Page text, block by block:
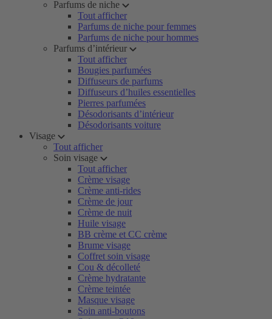
Parfums de niche
Tout afficher
Parfums de niche pour femmes
Parfums de niche pour hommes
Parfums d’intérieur
Tout afficher
Bougies parfumées
Diffuseurs de parfums
Diffuseurs d’huiles essentielles
Pierres parfumées
Désodorisants d’intérieur
Désodorisants voiture
Visage
Tout afficher
Soin visage
Tout afficher
Crème visage
Crème anti-rides
Crème de jour
Crème de nuit
Huile visage
BB crème et CC crème
Brume visage
Coffret soin visage
Cou & décolleté
Crème hydratante
Crème teintée
Masque visage
Soin anti-boutons